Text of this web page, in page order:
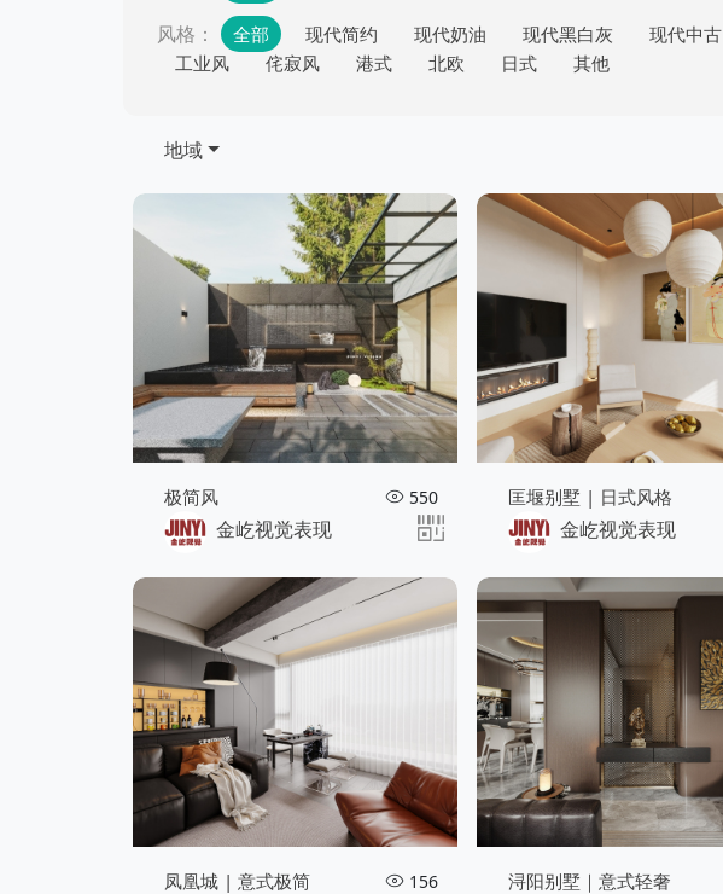
风格： 全部 现代简约 现代奶油 现代黑白灰 现代中古
工业风
侘寂风 港式 北欧 日式 其他
地域
极简风 550
金屹视觉表现
匡堰别墅 | 日式风格
金屹视觉表现
凤凰城 | 意式极简 156 浔阳别墅｜意式轻奢